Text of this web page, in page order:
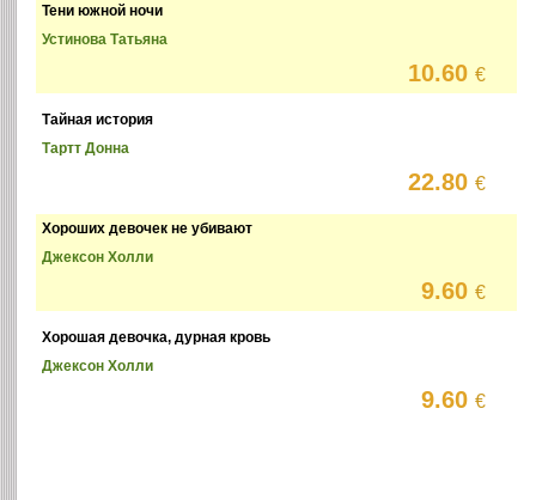
Тени южной ночи
Устинова Татьяна
10.60€
Тайная история
Тартт Донна
22.80€
Хороших девочек не убивают
Джексон Холли
9.60€
Хорошая девочка, дурная кровь
Джексон Холли
9.60€